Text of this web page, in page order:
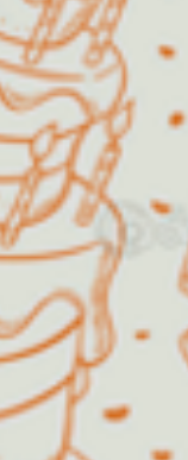
Segunda a
Fins de
Feriados